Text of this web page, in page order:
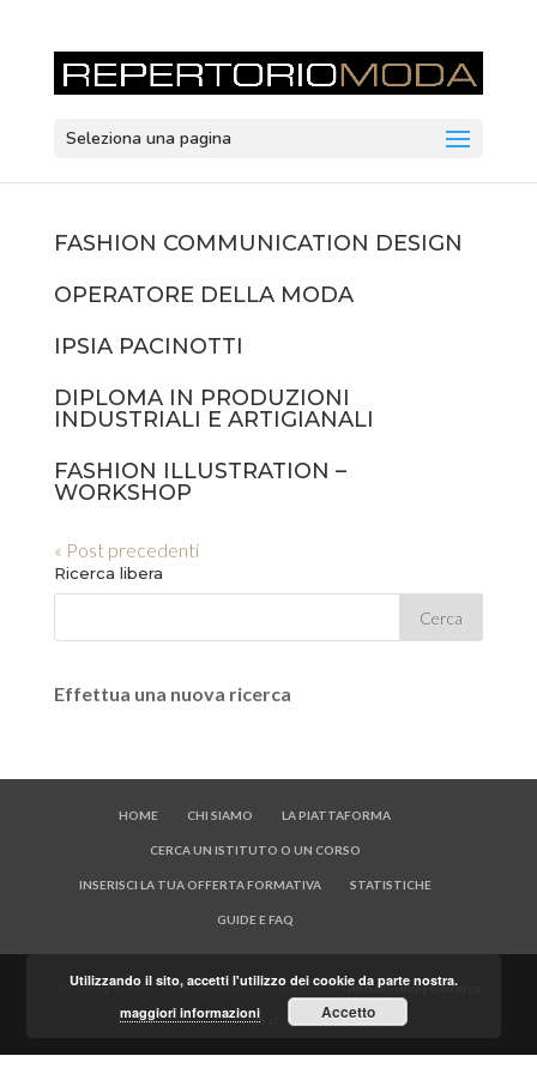
Seleziona una pagina
FASHION COMMUNICATION DESIGN
OPERATORE DELLA MODA
IPSIA PACINOTTI
DIPLOMA IN PRODUZIONI
INDUSTRIALI E ARTIGIANALI
FASHION ILLUSTRATION –
WORKSHOP
« Post precedenti
Ricerca libera
Effettua una nuova ricerca
HOME CHI SIAMO LA PIATTAFORMA
CERCA UN ISTITUTO O UN CORSO
INSERISCI LA TUA OFFERTA FORMATIVA STATISTICHE
GUIDE E FAQ
© Copyright 2017 - REPERTORIOMODA | Powered byOfficineSviluppoRicerca
S.r.l
Utilizzando il sito, accetti l'utilizzo dei cookie da parte nostra.
maggiori informazioni
Accetto